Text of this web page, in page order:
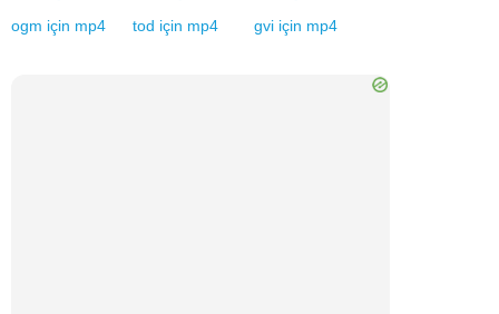
ogm için mp4 tod için mp4 gvi için mp4